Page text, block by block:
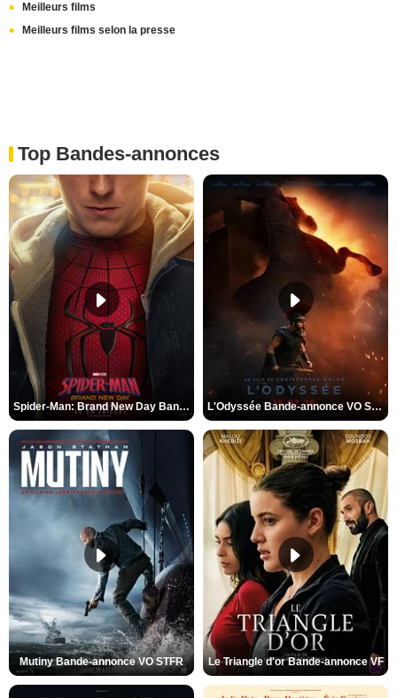
Meilleurs films
Meilleurs films selon la presse
Top Bandes-annonces
Spider-Man: Brand New Day Bande-annonce VO STFR L'Odyssée Bande-annonce VO STFR
Mutiny Bande-annonce VO STFR Le Triangle d'or Bande-annonce VF